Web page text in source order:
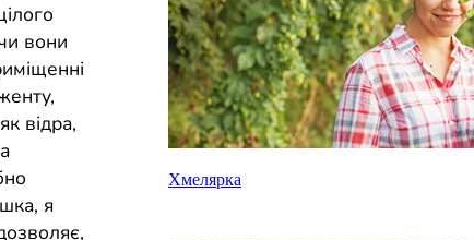
вони
відра,
я
Хмелярка